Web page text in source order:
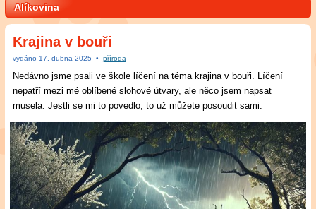
Alíkovina
Krajina v bouři
vydáno 17 dubna 2025 • příroda
Nedávno jsme psali ve škole líčení na téma krajina v bouři. Líčení
nepatří mezi mé oblíbené slohové útvary, ale něco jsem napsat
musela. Jestli se mi to povedlo, to už můžete posoudit sami.